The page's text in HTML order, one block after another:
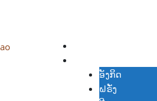
ອັງກິດ
ຝຣັ່ງ